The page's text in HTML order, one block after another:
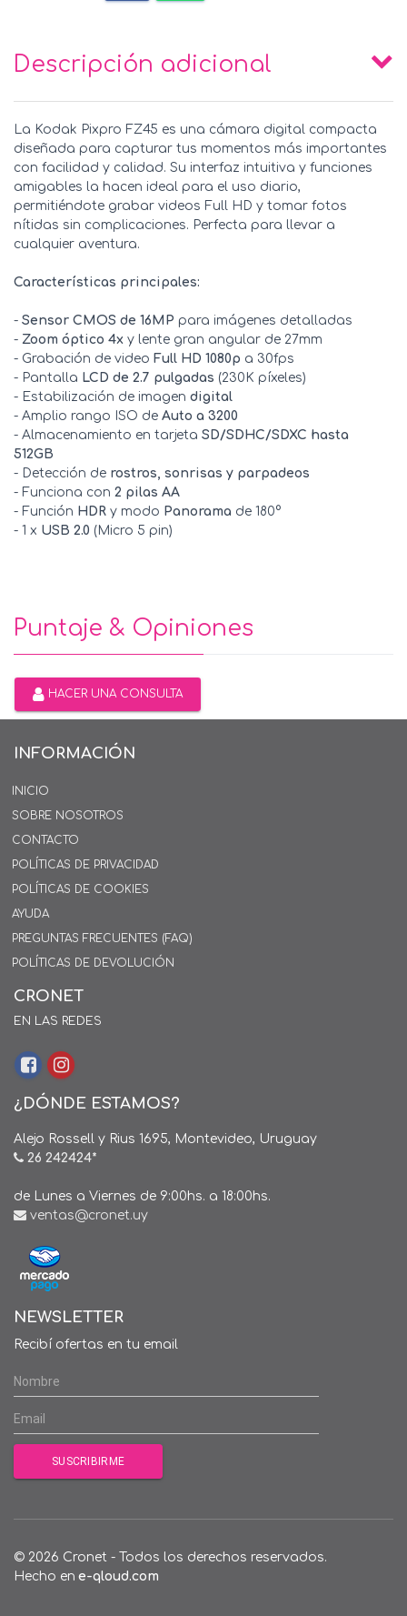
Descripción adicional
La Kodak Pixpro FZ45 es una cámara digital compacta
diseñada para capturar tus momentos más importantes
con facilidad y calidad. Su interfaz intuitiva y funciones
amigables la hacen ideal para el uso diario,
permitiéndote grabar videos Full HD y tomar fotos
nítidas sin complicaciones. Perfecta para llevar a
cualquier aventura.
Características principales:
- Sensor CMOS de 16MP para imágenes detalladas
- Zoom óptico 4x y lente gran angular de 27mm
- Grabación de video Full HD 1080p a 30fps
- Pantalla LCD de 2.7 pulgadas (230K píxeles)
- Estabilización de imagen digital
- Amplio rango ISO de Auto a 3200
- Almacenamiento en tarjeta SD/SDHC/SDXC hasta
512GB
- Detección de rostros, sonrisas y parpadeos
- Funciona con 2 pilas AA
- Función HDR y modo Panorama de 180°
- 1 x USB 2.0 (Micro 5 pin)
Puntaje & Opiniones
HACER UNA CONSULTA
INFORMACIÓN
INICIO
SOBRE NOSOTROS
CONTACTO
POLÍTICAS DE PRIVACIDAD
POLÍTICAS DE COOKIES
AYUDA
PREGUNTAS FRECUENTES (FAQ)
POLÍTICAS DE DEVOLUCIÓN
CRONET
EN LAS REDES
¿DÓNDE ESTAMOS?
Alejo Rossell y Rius 1695, Montevideo, Uruguay
26 242424*
de Lunes a Viernes de 9:00hs. a 18:00hs.
ventas@cronet.uy
NEWSLETTER
Recibí ofertas en tu email
© 2026 Cronet - Todos los derechos reservados.
Hecho en e-qloud.com